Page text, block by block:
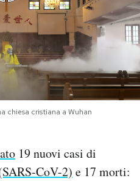
chiesa cristiana a Wuhan
19 nuovi casi di
CoV-2) e 17 morti: